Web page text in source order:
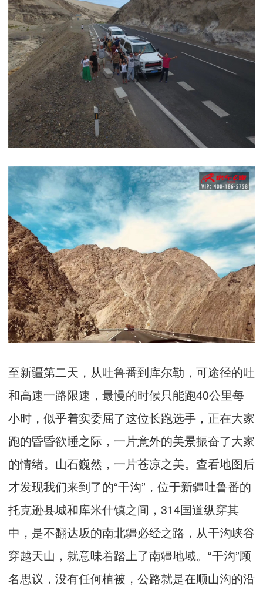
至新疆第二天，从吐鲁番到库尔勒 ，可途径的吐
和高速一路限速，最慢的时候只能跑40公里每
小时，似乎着实委屈了这位长跑选手，正在大家
跑的昏昏欲睡之际，一片意外的美景振奋了大家
的情绪。山石巍然，一片苍凉之美。查看地图后
才发现我们来到了的“干沟”，位于新疆吐鲁番的
托克逊县城和库米什镇之间， 314国道纵穿其
中，是不翻达坂的南北疆必经之路，从干沟峡谷
穿越天山，就意味着踏上了南疆地域。“干沟”顾
名思议，没有任何植被，公路就是在顺山沟的沿